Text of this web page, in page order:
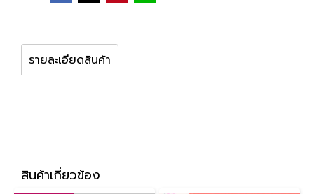
รายละเอียดสินค้า
สินค้าเกี่ยวข้อง